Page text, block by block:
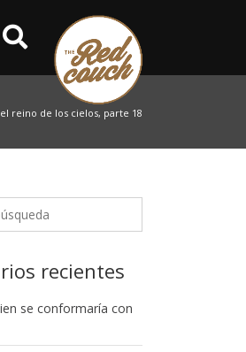
reino de los cielos, parte 18
recientes
se conformaría con